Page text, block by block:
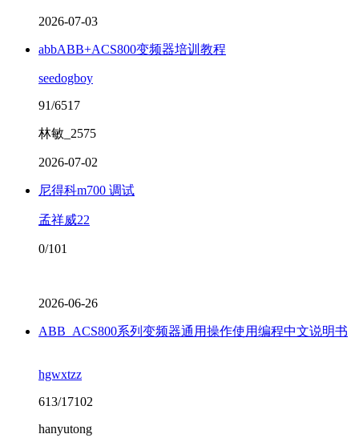
2026-07-03
abbABB+ACS800变频器培训教程
seedogboy
91/6517
林敏_2575
2026-07-02
尼得科m700 调试
孟祥威22
0/101
2026-06-26
ABB_ACS800系列变频器通用操作使用编程中文说明书
hgwxtzz
613/17102
hanyutong